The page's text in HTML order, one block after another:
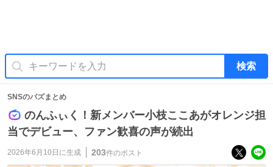
検索
SNSのバズまとめ
のんふぃく！新メンバー小枝ここあがオレンジ担
当でデビュー、ファン歓喜の声が続出
2026年6月10日 に生成 203件のポスト